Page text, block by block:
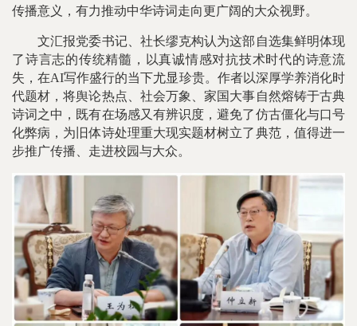
传播意义，有力推动中华诗词走向更广阔的大众视野。
文汇报党委书记、社长缪克构认为这部自选集鲜明体现
了诗言志的传统精髓，以真诚情感对抗技术时代的诗意流
失，在AI写作盛行的当下尤显珍贵。作者以深厚学养消化时
代题材，将舆论热点、社会万象、家国大事自然熔铸于古典
诗词之中，既有在场感又有辨识度，避免了仿古僵化与口号
化弊病，为旧体诗处理重大现实题材树立了典范，值得进一
步推广传播、走进校园与大众。